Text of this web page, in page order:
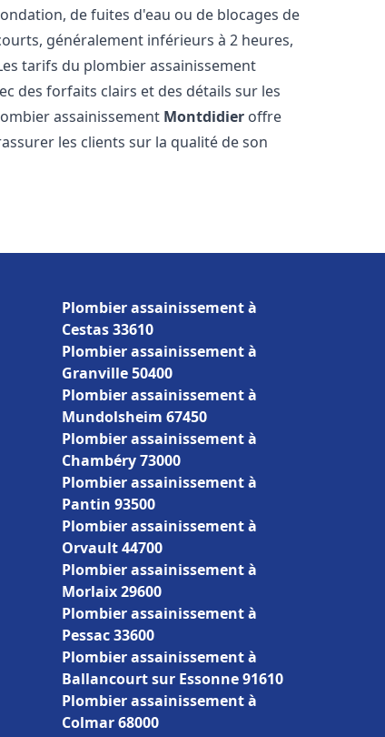
de fuites d'eau ou de blocages de
généralement inférieurs à 2 heures,
tarifs du plombier assainissement
des forfaits clairs et des détails sur les
assainissement Montdidier offre
les clients sur la qualité de son
Plombier assainissement à
Cestas 33610
Plombier assainissement à
Granville 50400
Plombier assainissement à
Mundolsheim 67450
Plombier assainissement à
Chambéry 73000
Plombier assainissement à
Pantin 93500
Plombier assainissement à
Orvault 44700
Plombier assainissement à
Morlaix 29600
Plombier assainissement à
Pessac 33600
Plombier assainissement à
Ballancourt sur Essonne 91610
Plombier assainissement à
Colmar 68000